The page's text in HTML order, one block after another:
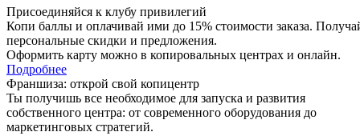
Присоединяйся к клубу привилегий
Копи баллы и оплачивай ими до 15% стоимости заказа.
персональные скидки и предложения.
Оформить карту можно в копировальных центрах и онлайн.
Подробнее
Франшиза: открой свой копицентр
Ты получишь все необходимое для запуска и развития
собственного центра: от современного оборудования до
маркетинговых стратегий.